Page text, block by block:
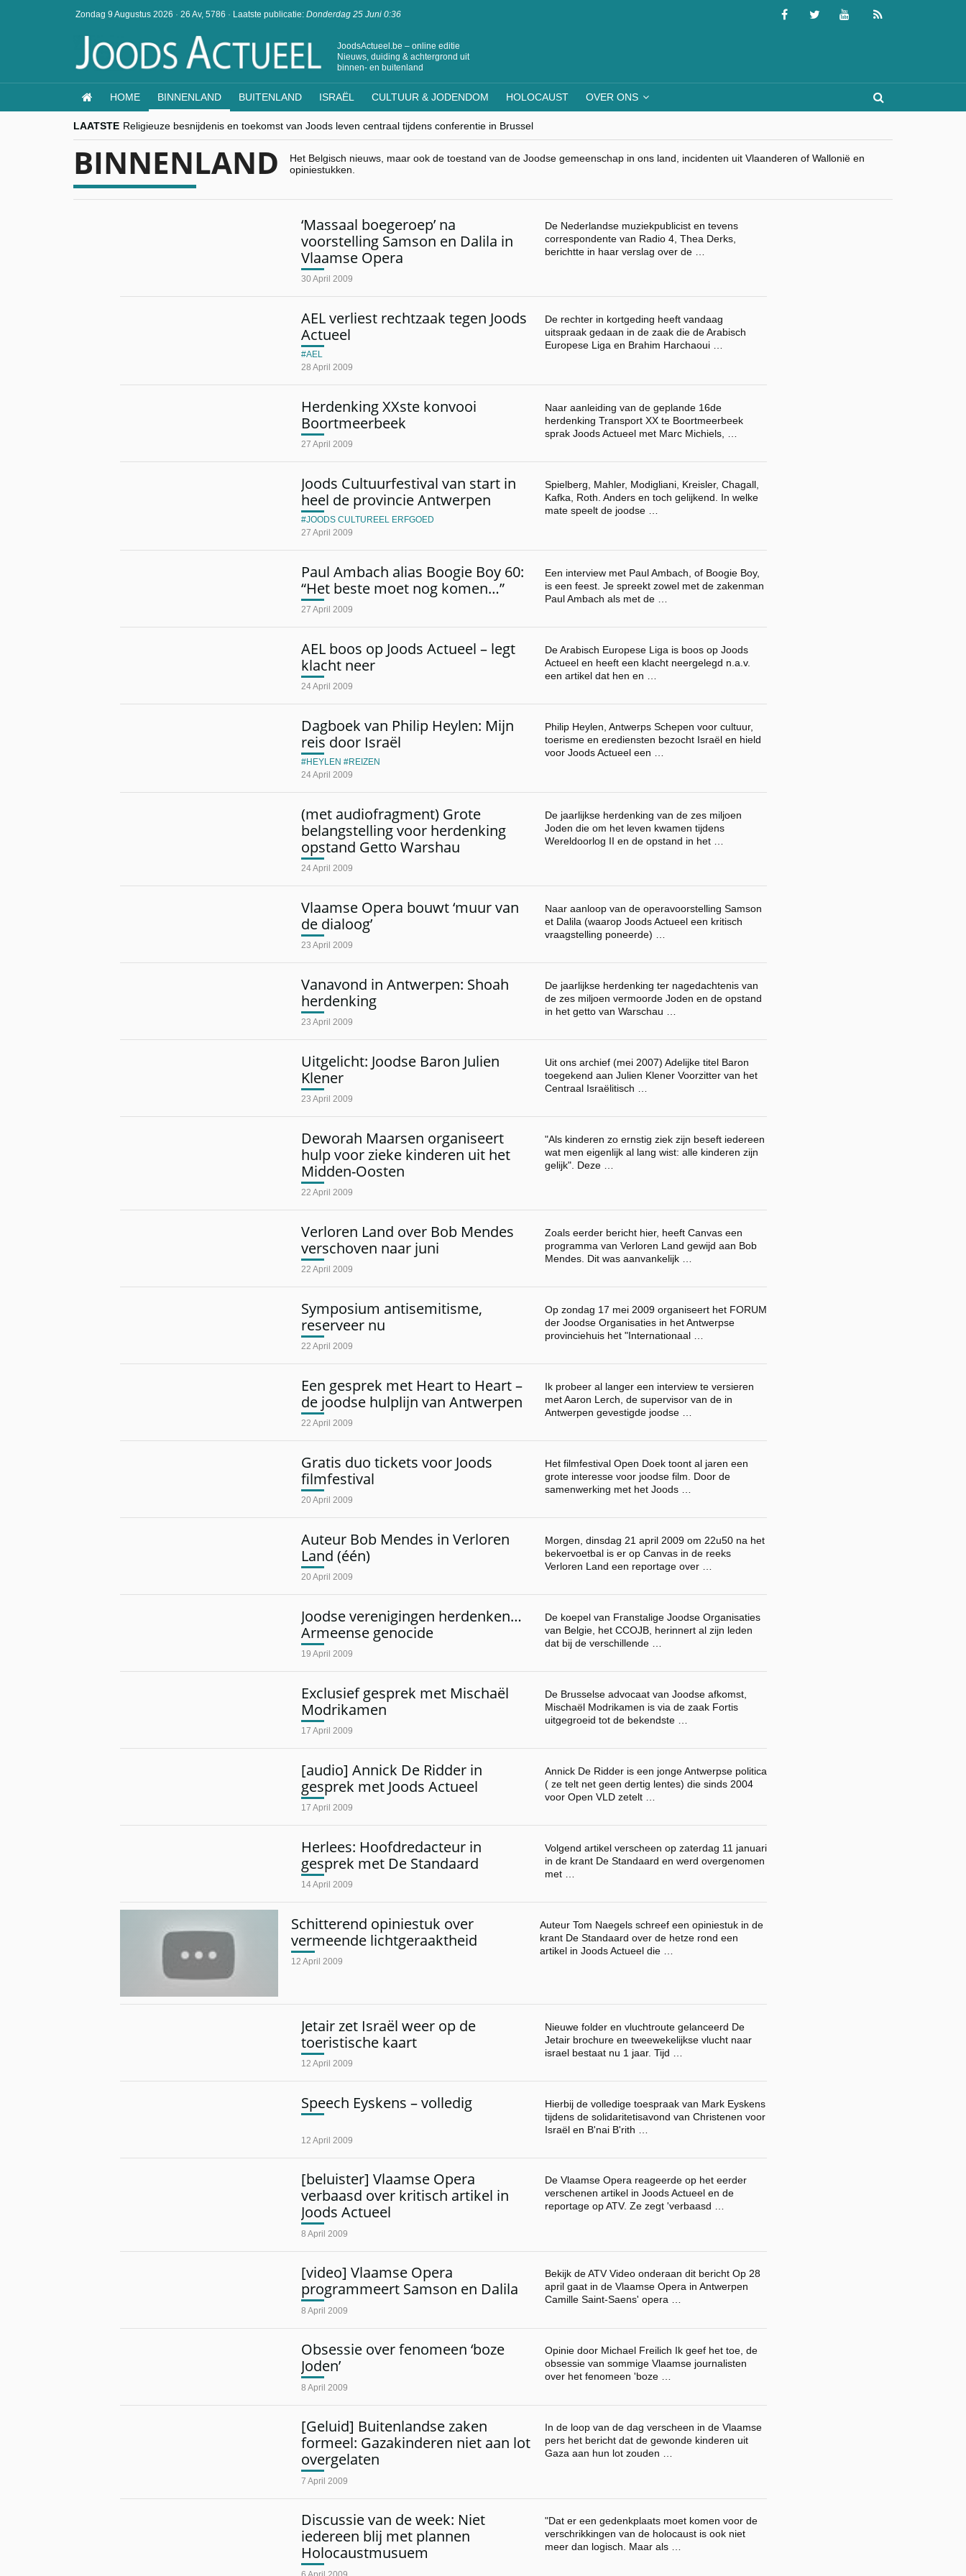
Zondag 9 Augustus 2026 · 26 Av, 5786 · Laatste publicatie: Donderdag 25 Juni 0:36
JoodsActueel.be – online editie
Nieuws, duiding & achtergrond uit
binnen- en buitenland
HOME BINNENLAND BUITENLAND ISRAËL CULTUUR & JODENDOM HOLOCAUST OVER ONS
LAATSTE Religieuze besnijdenis en toekomst van Joods leven centraal tijdens conferentie in Brussel
“Besnijdenisdebat toont hoe moeilijk seculiere Westen minderheden begrijpt”, Jinnih Beels (Vooruit)
CITYTRIP | ROEMENIË – Boekarest: de verrassing van Oost-Europa
“Vandaag zit elke Jood in België op de beklaagdenbank”
goKosher lanceert nieuwe website en samenwerking met Mishpacha voor kosher travel en simchas wereldwijd
BINNENLAND
Het Belgisch nieuws, maar ook de toestand van de Joodse gemeenschap in ons land, incidenten uit Vlaanderen of Wallonië en
opiniestukken.
‘Massaal boegeroep’ na
voorstelling Samson en Dalila in
Vlaamse Opera
30 April 2009
De Nederlandse muziekpublicist en tevens
correspondente van Radio 4, Thea Derks,
berichtte in haar verslag over de …
AEL verliest rechtzaak tegen Joods
Actueel
28 April 2009
AEL
De rechter in kortgeding heeft vandaag
uitspraak gedaan in de zaak die de Arabisch
Europese Liga en Brahim Harchaoui …
Herdenking XXste konvooi
Boortmeerbeek
27 April 2009
Naar aanleiding van de geplande 16de
herdenking Transport XX te Boortmeerbeek
sprak Joods Actueel met Marc Michiels, …
Joods Cultuurfestival van start in
heel de provincie Antwerpen
27 April 2009
JOODS CULTUREEL ERFGOED
Spielberg, Mahler, Modigliani, Kreisler, Chagall,
Kafka, Roth. Anders en toch gelijkend. In welke
mate speelt de joodse …
Paul Ambach alias Boogie Boy 60:
“Het beste moet nog komen…”
27 April 2009
Een interview met Paul Ambach, of Boogie Boy,
is een feest. Je spreekt zowel met de zakenman
Paul Ambach als met de …
AEL boos op Joods Actueel – legt
klacht neer
24 April 2009
De Arabisch Europese Liga is boos op Joods
Actueel en heeft een klacht neergelegd n.a.v.
een artikel dat hen en …
Dagboek van Philip Heylen: Mijn
reis door Israël
24 April 2009
HEYLEN REIZEN
Philip Heylen, Antwerps Schepen voor cultuur,
toerisme en erediensten bezocht Israël en hield
voor Joods Actueel een …
(met audiofragment) Grote
belangstelling voor herdenking
opstand Getto Warshau
24 April 2009
De jaarlijkse herdenking van de zes miljoen
Joden die om het leven kwamen tijdens
Wereldoorlog II en de opstand in het …
Vlaamse Opera bouwt ‘muur van
de dialoog’
23 April 2009
Naar aanloop van de operavoorstelling Samson
et Dalila (waarop Joods Actueel een kritisch
vraagstelling poneerde) …
Vanavond in Antwerpen: Shoah
herdenking
23 April 2009
De jaarlijkse herdenking ter nagedachtenis van
de zes miljoen vermoorde Joden en de opstand
in het getto van Warschau …
Uitgelicht: Joodse Baron Julien
Klener
23 April 2009
Uit ons archief (mei 2007) Adelijke titel Baron
toegekend aan Julien Klener Voorzitter van het
Centraal Israëlitisch …
Deworah Maarsen organiseert
hulp voor zieke kinderen uit het
Midden-Oosten
22 April 2009
"Als kinderen zo ernstig ziek zijn beseft iedereen
wat men eigenlijk al lang wist: alle kinderen zijn
gelijk". Deze …
Verloren Land over Bob Mendes
verschoven naar juni
22 April 2009
Zoals eerder bericht hier, heeft Canvas een
programma van Verloren Land gewijd aan Bob
Mendes. Dit was aanvankelijk …
Symposium antisemitisme,
reserveer nu
22 April 2009
Op zondag 17 mei 2009 organiseert het FORUM
der Joodse Organisaties in het Antwerpse
provinciehuis het "Internationaal …
Een gesprek met Heart to Heart –
de joodse hulplijn van Antwerpen
22 April 2009
Ik probeer al langer een interview te versieren
met Aaron Lerch, de supervisor van de in
Antwerpen gevestigde joodse …
Gratis duo tickets voor Joods
filmfestival
20 April 2009
Het filmfestival Open Doek toont al jaren een
grote interesse voor joodse film. Door de
samenwerking met het Joods …
Auteur Bob Mendes in Verloren
Land (één)
20 April 2009
Morgen, dinsdag 21 april 2009 om 22u50 na het
bekervoetbal is er op Canvas in de reeks
Verloren Land een reportage over …
Joodse verenigingen herdenken…
Armeense genocide
19 April 2009
De koepel van Franstalige Joodse Organisaties
van Belgie, het CCOJB, herinnert al zijn leden
dat bij de verschillende …
Exclusief gesprek met Mischaël
Modrikamen
17 April 2009
De Brusselse advocaat van Joodse afkomst,
Mischaël Modrikamen is via de zaak Fortis
uitgegroeid tot de bekendste …
[audio] Annick De Ridder in
gesprek met Joods Actueel
17 April 2009
Annick De Ridder is een jonge Antwerpse politica
( ze telt net geen dertig lentes) die sinds 2004
voor Open VLD zetelt …
Herlees: Hoofdredacteur in
gesprek met De Standaard
14 April 2009
Volgend artikel verscheen op zaterdag 11 januari
in de krant De Standaard en werd overgenomen
met …
Schitterend opiniestuk over
vermeende lichtgeraaktheid
12 April 2009
Auteur Tom Naegels schreef een opiniestuk in de
krant De Standaard over de hetze rond een
artikel in Joods Actueel die …
Jetair zet Israël weer op de
toeristische kaart
12 April 2009
Nieuwe folder en vluchtroute gelanceerd De
Jetair brochure en tweewekelijkse vlucht naar
israel bestaat nu 1 jaar. Tijd …
Speech Eyskens – volledig
12 April 2009
Hierbij de volledige toespraak van Mark Eyskens
tijdens de solidaritetisavond van Christenen voor
Israël en B'nai B'rith …
[beluister] Vlaamse Opera
verbaasd over kritisch artikel in
Joods Actueel
8 April 2009
De Vlaamse Opera reageerde op het eerder
verschenen artikel in Joods Actueel en de
reportage op ATV. Ze zegt 'verbaasd …
[video] Vlaamse Opera
programmeert Samson en Dalila
8 April 2009
Bekijk de ATV Video onderaan dit bericht Op 28
april gaat in de Vlaamse Opera in Antwerpen
Camille Saint-Saens' opera …
Obsessie over fenomeen ‘boze
Joden’
8 April 2009
Opinie door Michael Freilich Ik geef het toe, de
obsessie van sommige Vlaamse journalisten
over het fenomeen 'boze …
[Geluid] Buitenlandse zaken
formeel: Gazakinderen niet aan lot
overgelaten
7 April 2009
In de loop van de dag verscheen in de Vlaamse
pers het bericht dat de gewonde kinderen uit
Gaza aan hun lot zouden …
Discussie van de week: Niet
iedereen blij met plannen
Holocaustmusuem
"Dat er een gedenkplaats moet komen voor de
verschrikkingen van de holocaust is ook niet
meer dan logisch. Maar als …